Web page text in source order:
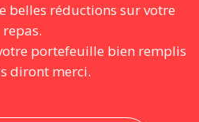
belles réductions sur votre
repas.
portefeuille bien remplis
diront merci.